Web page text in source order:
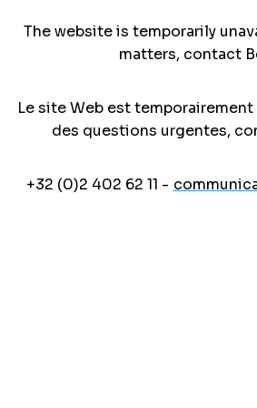
The website is temporarily
matters, contact
Le site Web est
des questions urgentes,
+32 (0)2 402 62 11 -